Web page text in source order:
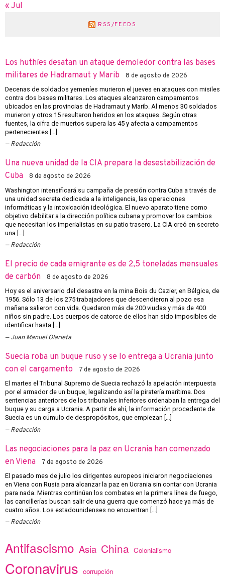
« Jul
RSS/FEEDS
Los huthíes desatan un ataque demoledor contra las bases
militares de Hadramaut y Marib
8 de agosto de 2026
Decenas de soldados yemeníes murieron el jueves en ataques con misiles
contra dos bases militares. Los ataques alcanzaron campamentos
ubicados en las provincias de Hadramaut y Marib. Al menos 30 soldados
murieron y otros 15 resultaron heridos en los ataques. Según otras
fuentes, la cifra de muertos supera las 45 y afecta a campamentos
pertenecientes […]
Redacción
Una nueva unidad de la CIA prepara la desestabilización de
Cuba
8 de agosto de 2026
Washington intensificará su campaña de presión contra Cuba a través de
una unidad secreta dedicada a la inteligencia, las operaciones
informáticas y la intoxicación ideológica. El nuevo aparato tiene como
objetivo debilitar a la dirección política cubana y promover los cambios
que necesitan los imperialistas en su patio trasero. La CIA creó en secreto
una […]
Redacción
El precio de cada emigrante es de 2,5 toneladas mensuales
de carbón
8 de agosto de 2026
Hoy es el aniversario del desastre en la mina Bois du Cazier, en Bélgica, de
1956. Sólo 13 de los 275 trabajadores que descendieron al pozo esa
mañana salieron con vida. Quedaron más de 200 viudas y más de 400
niños sin padre. Los cuerpos de catorce de ellos han sido imposibles de
identificar hasta […]
Juan Manuel Olarieta
Suecia roba un buque ruso y se lo entrega a Ucrania junto
con el cargamento
7 de agosto de 2026
El martes el Tribunal Supremo de Suecia rechazó la apelación interpuesta
por el armador de un buque, legalizando así la piratería marítima. Dos
sentencias anteriores de los tribunales inferiores ordenaban la entrega del
buque y su carga a Ucrania. A partir de ahí, la información procedente de
Suecia es un cúmulo de despropósitos, que empiezan […]
Redacción
Las negociaciones para la paz en Ucrania han comenzado
en Viena
7 de agosto de 2026
El pasado mes de julio los dirigentes europeos iniciaron negociaciones
en Viena con Rusia para alcanzar la paz en Ucrania sin contar con Ucrania
para nada. Mientras continúan los combates en la primera línea de fuego,
las cancillerías buscan salir de una guerra que comenzó hace ya más de
cuatro años. Los estadounidenses no encuentran […]
Redacción
Antifascismo Asia China Colonialismo
Coronavirus corrupción